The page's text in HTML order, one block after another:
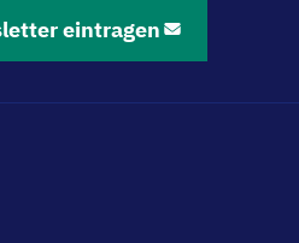
eintragen